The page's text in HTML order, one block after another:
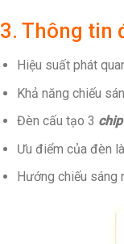
3. Thông tin
Hiệu suất phát
Khả năng chiếu
Đèn cấu tạo 3
Ưu điểm của đèn
Hướng chiếu sáng